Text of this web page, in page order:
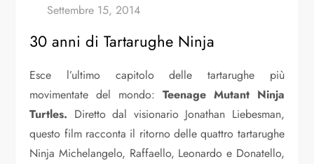
30 anni di Tartarughe Ninja
Esce l’ultimo capitolo delle tartarughe più
movimentate del mondo: Teenage Mutant Ninja
Turtles. Diretto dal visionario Jonathan Liebesman,
questo film racconta il ritorno delle quattro tartarughe
Ninja Michelangelo, Raffaello, Leonardo e Donatello,